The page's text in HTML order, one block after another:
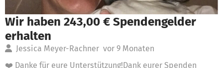
Wir haben 243,00 € Spendengelder
erhalten
Jessica Meyer-Rachner vor 9 Monaten
❤️ Danke für eure Unterstützung!Dank eurer Spenden